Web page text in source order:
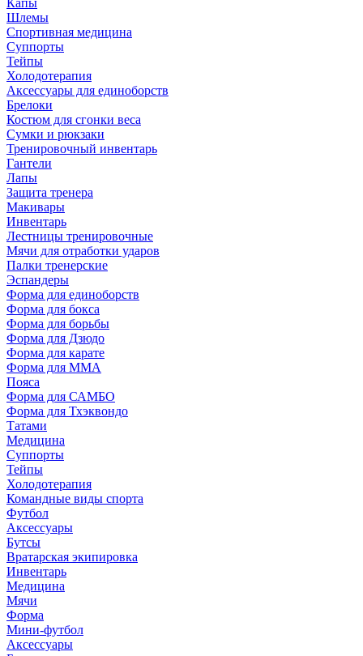
Капы
Шлемы
Спортивная медицина
Суппорты
Тейпы
Холодотерапия
Аксессуары для единоборств
Брелоки
Костюм для сгонки веса
Сумки и рюкзаки
Тренировочный инвентарь
Гантели
Лапы
Защита тренера
Макивары
Инвентарь
Лестницы тренировочные
Мячи для отработки ударов
Палки тренерские
Эспандеры
Форма для единоборств
Форма для бокса
Форма для борьбы
Форма для Дзюдо
Форма для карате
Форма для MMA
Пояса
Форма для САМБО
Форма для Тхэквондо
Татами
Медицина
Суппорты
Тейпы
Холодотерапия
Командные виды спорта
Футбол
Аксессуары
Бутсы
Вратарская экипировка
Инвентарь
Медицина
Мячи
Форма
Мини-футбол
Аксессуары